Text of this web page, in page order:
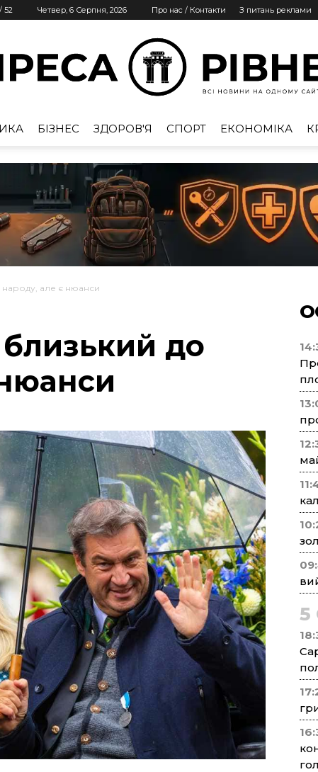
/ 52 Четвер, 6 Серпня, 2026 Про нас / Контакти З питань реклами
Рівне
БІЗНЕС ЗДОРОВ'Я СПОРТ ЕКОНОМІКА
але є нюанси
до
5